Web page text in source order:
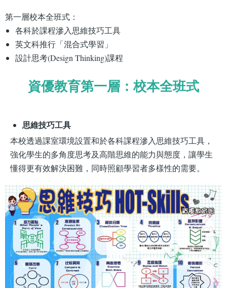
第一層校本全班式：
各科於課程滲入思維技巧工具
英文科推行「混合式學習」
設計思考(Design Thinking)課程
資優教育第一層：校本全班式
思維技巧工具
本校透過課室環境設置和於各科課程滲入思維技巧工具，
強化學生的多角度思考及高階思維的能力與態度，讓學生
懂得更有效解決困難，同時照顧學習者多樣性的需要。